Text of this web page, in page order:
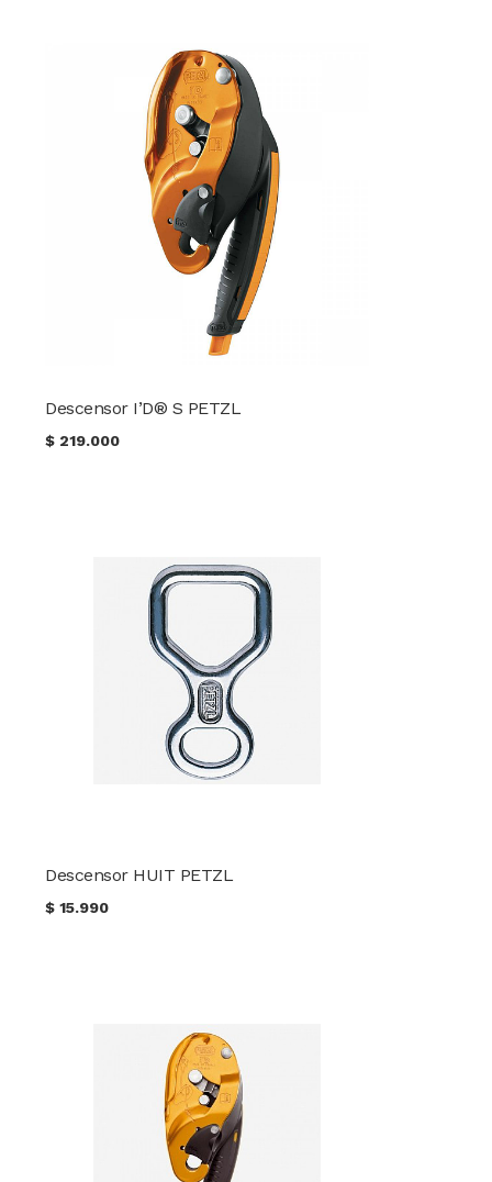
Descensor I’D® S PETZL
$ 219.000
Descensor HUIT PETZL
$15.990